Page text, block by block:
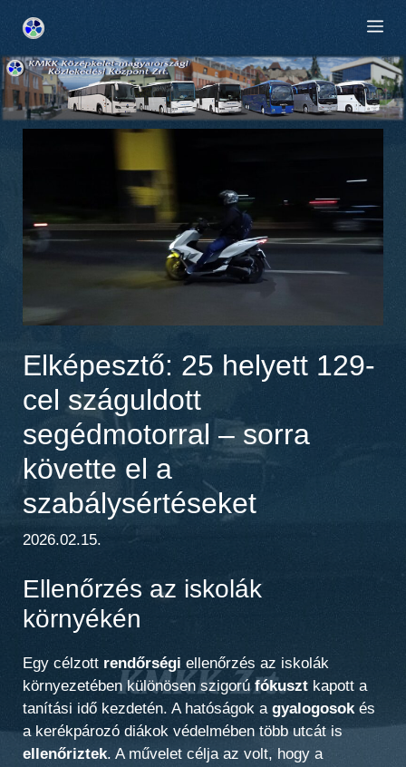
tartalomba
Elképesztő: 25 helyett 129-
cel száguldott
segédmotorral – sorra
követte el a
szabálysértéseket
2026.02.15.
Ellenőrzés az iskolák
környékén
Egy célzott rendőrségi ellenőrzés az iskolák
környezetében különösen szigorúfókuszt kapott a
tanítási idő kezdetén. A hatóságok a gyalogosokés
a kerékpározó diákok védelmében több utcát is
ellenőriztek. A művelet célja az volt, hogy a